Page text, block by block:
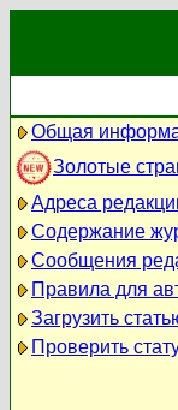
Общая
Золотые
Адреса
Содержание
Сообщения
Правила для
Загрузить
Проверить